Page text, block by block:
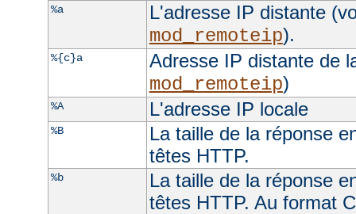
%a
L'adresse IP distante
mod_remoteip).
%{c}a
Adresse IP distante de
mod_remoteip)
%A L'adresse IP locale
%B
La taille de la réponse
têtes HTTP.
%b
La taille de la réponse
têtes HTTP. Au format